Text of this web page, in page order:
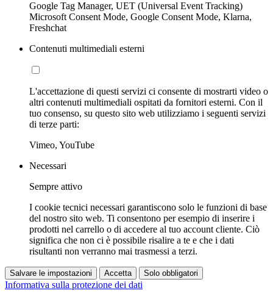
Google Tag Manager, UET (Universal Event Tracking)
Microsoft Consent Mode, Google Consent Mode, Klarna,
Freshchat
Contenuti multimediali esterni
L'accettazione di questi servizi ci consente di mostrarti video o
altri contenuti multimediali ospitati da fornitori esterni. Con il
tuo consenso, su questo sito web utilizziamo i seguenti servizi
di terze parti:
Vimeo, YouTube
Necessari
Sempre attivo
I cookie tecnici necessari garantiscono solo le funzioni di base
del nostro sito web. Ti consentono per esempio di inserire i
prodotti nel carrello o di accedere al tuo account cliente. Ciò
significa che non ci è possibile risalire a te e che i dati
risultanti non verranno mai trasmessi a terzi.
Salvare le impostazioni Accetta Solo obbligatori
Informativa sulla protezione dei dati